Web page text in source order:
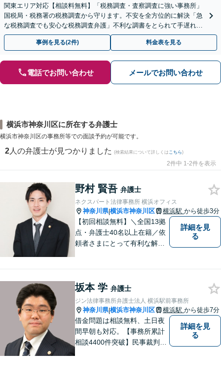
関東エリア対応【相談料無料】「税務調査・査察調査に強い事務所」
国税局・税務署の税務調査から守ります。不安を全方位的に解決「急
な税務調査でも安心な税務調査弁護」不利な調書をとられて手遅れに
なる前にご相談を
事例を見る(2件) 料金表を見る
電話でお問い合わせ メールでお問い合わせ
横浜市神奈川区に所在する弁護士
横浜市神奈川区の事務所等での面談予約が可能です。
2 人の弁護士が見つかりました (検索結果について詳しくは こちら)
2件中 1-2件を表示
野村 賢吾 弁護士
ネクスパート法律事務所 横浜オフィス
神奈川県|横浜市神奈川区 横浜駅 から徒歩3分
【初回相談無料】＼全国13拠
点・弁護士40名以上在籍／依
頼者さまにとって有利な解決
事件など、ご相談ください
【夜間・休日対応】
詳細を見
る
坂本 学 弁護士
ジン法律事務所弁護士法人 横浜駅前事務所
神奈川県|横浜市神奈川区 横浜駅 から徒歩7分
借金問題は相談無料、土日夜
間早朝も対応。【事務所累計
相談4400件突破】民事裁判／
詳細を見
る